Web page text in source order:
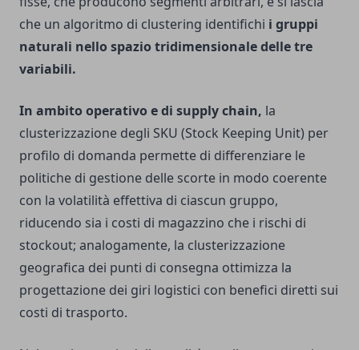
che un algoritmo di clustering identifichi i gruppi
naturali nello spazio tridimensionale delle tre
variabili.
In ambito operativo e di supply chain, la
clusterizzazione degli SKU (Stock Keeping Unit) per
profilo di domanda permette di differenziare le
politiche di gestione delle scorte in modo coerente
con la volatilità effettiva di ciascun gruppo,
riducendo sia i costi di magazzino che i rischi di
stockout; analogamente, la clusterizzazione
geografica dei punti di consegna ottimizza la
progettazione dei giri logistici con benefici diretti sui
costi di trasporto.